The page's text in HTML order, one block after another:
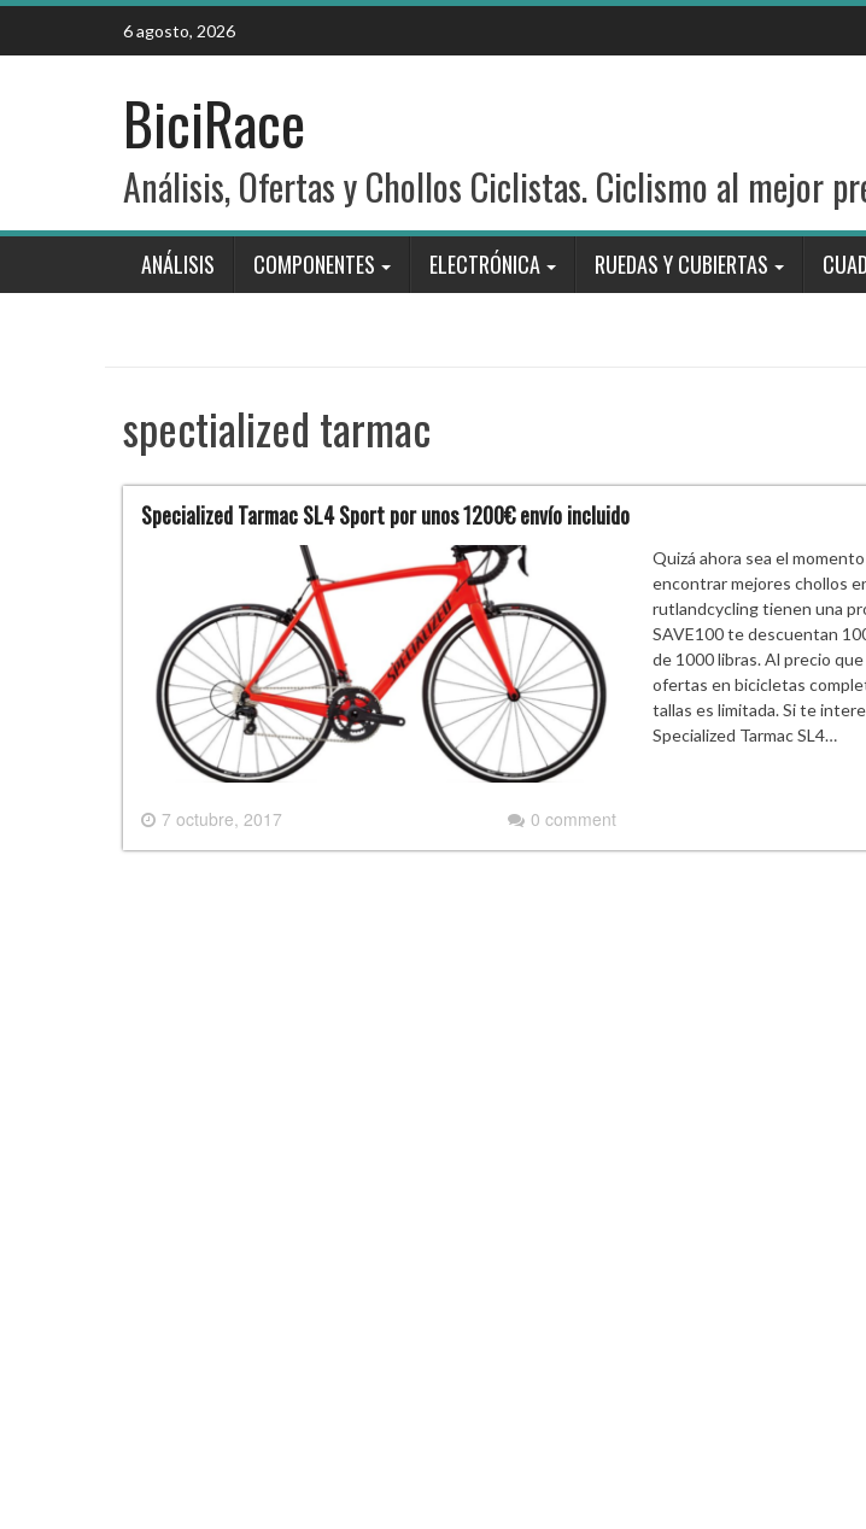
Skip
content
6 agosto, 2026
BiciRace
Análisis, Ofertas y Chollos Ciclistas. Ciclismo al mejor
ANÁLISIS COMPONENTES ELECTRÓNICA RUEDAS Y CUBIERTAS
spectialized tarmac
Specialized Tarmac SL4 Sport por unos 1200€ envío incluido
7 octubre, 2017 0 comment
Quizá ahora sea el
encontrar mejores chollos
rutlandcycling tienen una
SAVE100 te descuentan
de 1000 libras. Al precio
ofertas en bicicletas
tallas es limitada. Si te
Specialized Tarmac SL4…